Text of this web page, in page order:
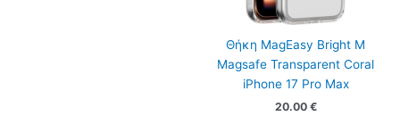
Θήκη MagEasy Bright M
Magsafe Transparent Coral
iPhone 17 Pro Max
20.00 €